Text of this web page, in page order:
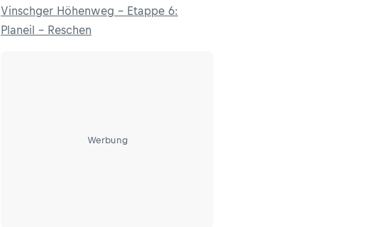
Vinschger Höhenweg - Etappe 6:
Planeil - Reschen
Werbung